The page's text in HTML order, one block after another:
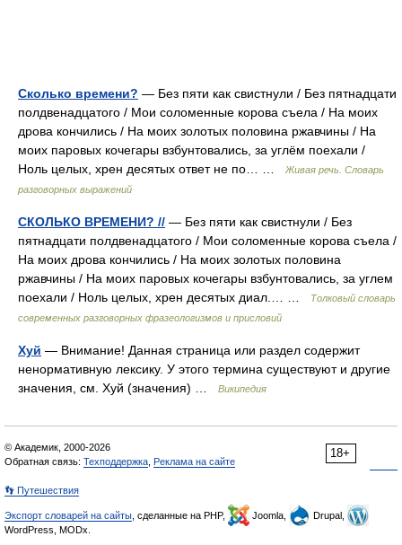
Сколько времени? — Без пяти как свистнули / Без пятнадцати
полдвенадцатого / Мои соломенные корова съела / На моих
дрова кончились / На моих золотых половина ржавчины / На
моих паровых кочегары взбунтовались, за углём поехали /
Ноль целых, хрен десятых ответ не по… …
Живая речь. Словарь
разговорных выражений
СКОЛЬКО ВРЕМЕНИ? // — Без пяти как свистнули / Без
пятнадцати полдвенадцатого / Мои соломенные корова съела /
На моих дрова кончились / На моих золотых половина
ржавчины / На моих паровых кочегары взбунтовались, за углем
поехали / Ноль целых, хрен десятых диал.… …
Толковый словарь
современных разговорных фразеологизмов и присловий
Хуй — Внимание! Данная страница или раздел содержит
ненормативную лексику. У этого термина существуют и другие
значения, см. Хуй (значения) …
Википедия
18+
© Академик, 2000-2026
Обратная связь: Техподдержка Реклама на сайте
👣 Путешествия
Экспорт словарей на сайты , сделанные на PHP, Joomla,
Drupal,
WordPress, MODx.